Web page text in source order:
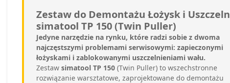
Zestaw do Demontażu Łożysk i
simatool TP 150 (Twin Puller)
Jedyne narzędzie na rynku, które radzi sobie z dwoma
najczęstszymi problemami serwisowymi: zapieczonymi
łożyskami i zablokowanymi uszczelnieniami wału.
Zestaw simatool TP 150 (Twin Puller) to wszechstronne
rozwiązanie warsztatowe, zaprojektowane do demontażu